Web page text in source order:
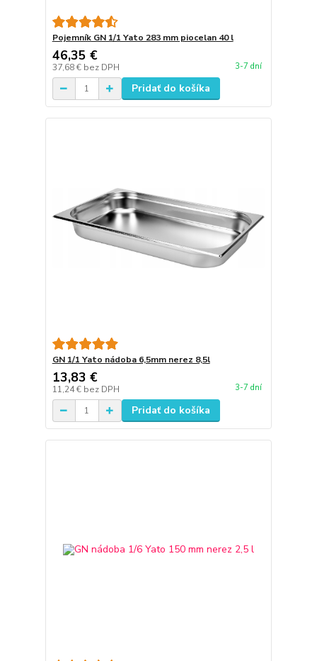
Pojemník GN 1/1 Yato 283 mm piocelan 40 l
46,35 €
37,68 € bez DPH 3-7 dní
Pridať do košíka
GN 1/1 Yato nádoba 6,5mm nerez 8,5l
13,83 €
11,24 € bez DPH 3-7 dní
Pridať do košíka